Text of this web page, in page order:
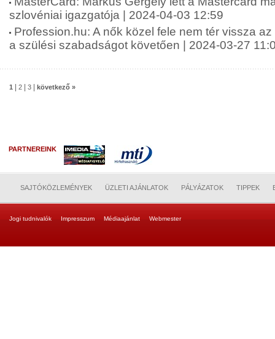
szlovéniai igazgatója | 2024-04-03 12:59
Profession.hu: A nők közel fele nem tér vissza
a szülési szabadságot követően | 2024-03-27
1 2 3 következő »
PARTNEREINK
SAJTÓKÖZLEMÉNYEK ÜZLETI AJÁNLATOK PÁLYÁZATOK TIPPEK
Jogi tudnivalók Impresszum Médiaajánlat Webmester